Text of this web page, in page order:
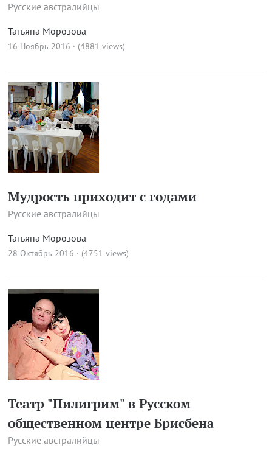
Русские австралийцы
Татьяна Морозова
16 Ноябрь 2016 · (4881 views)
Мудрость приходит с годами
Русские австралийцы
Татьяна Морозова
28 Октябрь 2016 · (4751 views)
Театр "Пилигрим" в Русском
общественном центре Брисбена
Русские австралийцы